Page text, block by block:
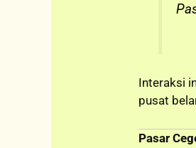
Interaksi
pusat
Pasar